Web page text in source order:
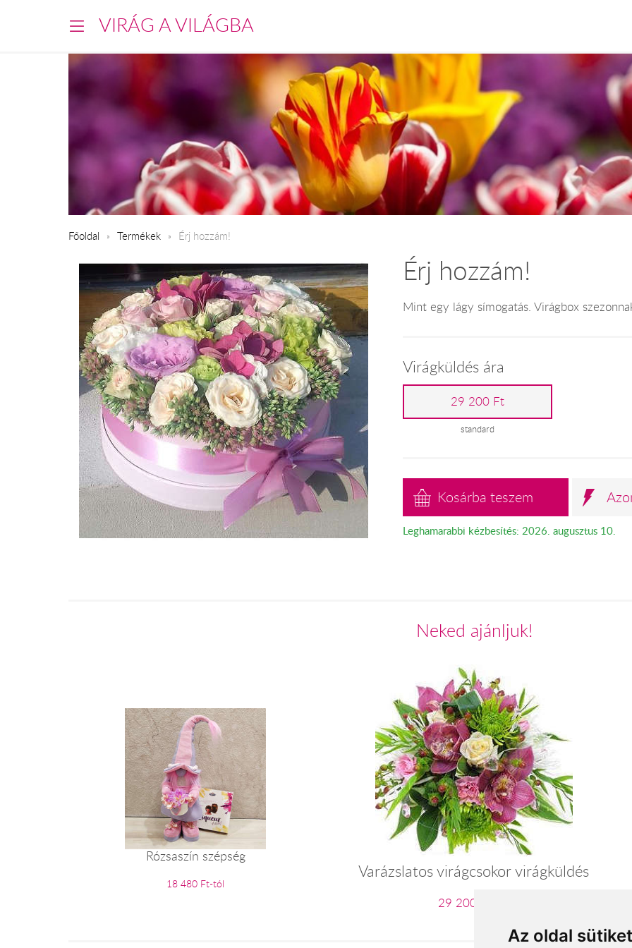
Az oldal
VIRÁG A VILÁGBA
Főoldal Termékek Érj hozzám!
Érj hozzám!
Mint egy lágy símogatás. Virágbox
Virágküldés ára
29 200 Ft
standard
Kosárba teszem
Leghamarabbi kézbesítés: 2026. augusztus 10.
Neked ajánljuk!
Rózsaszín szépség
18 480 Ft-tól
Varázslatos virágcsokor virágküldés
29 200 Ft-tól